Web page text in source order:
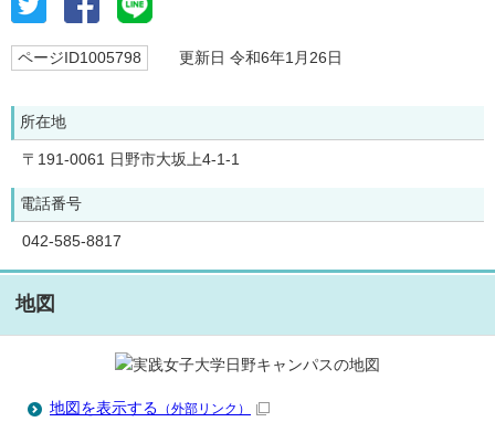
ページID1005798 更新日 令和6年1月26日
所在地
〒191-0061 日野市大坂上4-1-1
電話番号
042-585-8817
地図
地図を表示する （外部リンク）